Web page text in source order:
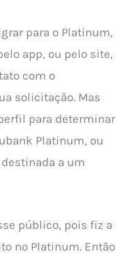
para o Platinum,
app, ou pelo site,
com o
solicitação. Mas
para determinar
Platinum, ou
a um
público, pois fiz a
no Platinum. Então